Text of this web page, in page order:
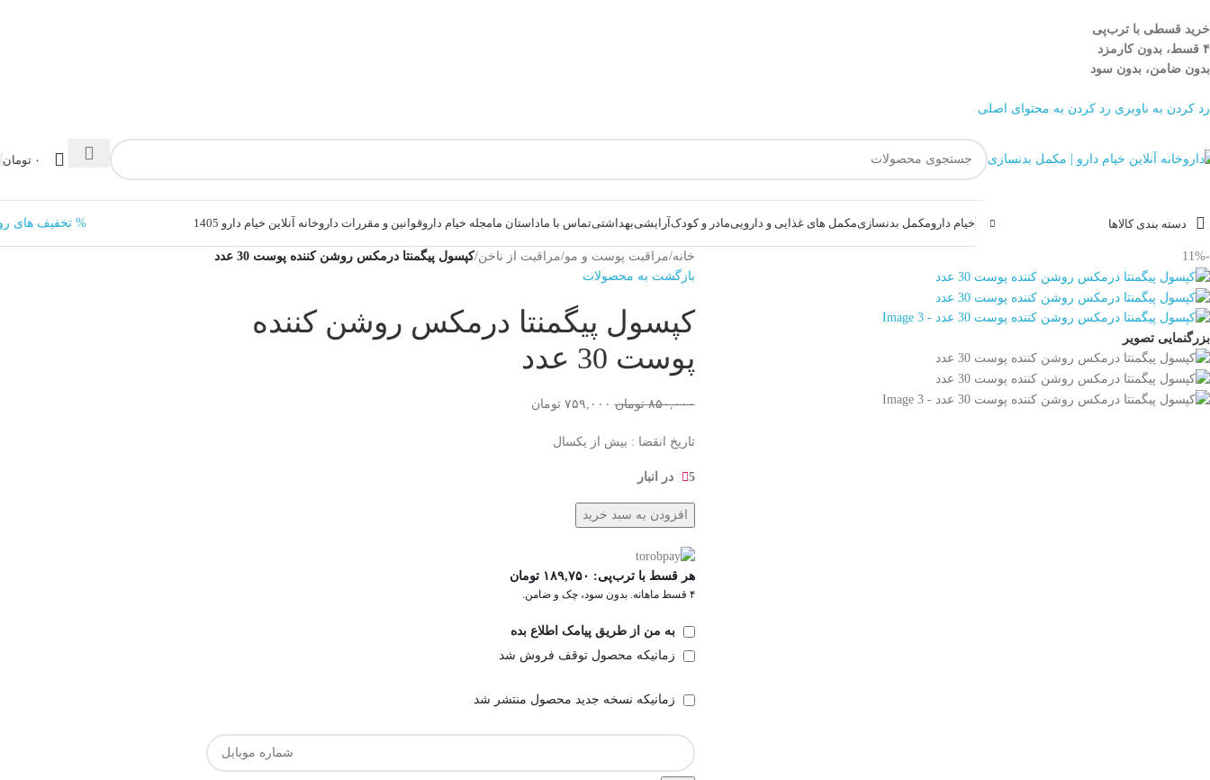
خرید قسطی با ترب‌پی
۴ قسط، بدون کارمزد
بدون ضامن، بدون سود
رد کردن به ناوبری رد کردن به محتوای اصلی
۰ تومان
دسته بندی کالاها خیام دارومکمل بدنسازیمکمل های غذایی و داروییمادر و کودک آرایشیبهداشتیتماس با ماداستان مامجله خیام داروقوانین و مقررات داروخانه آنلاین خیام دارو 1405 % تخفیف های
-11%
بزرگنمایی تصویر
خانه/مراقبت پوست و مو/مراقبت از ناخن/کپسول پیگمنتا درمکس روشن کننده پوست 30 عدد
بازگشت به محصولات
کپسول پیگمنتا درمکس روشن کننده
پوست 30 عدد
۸۵۰,۰۰۰ تومان ۷۵۹,۰۰۰ تومان
تاریخ انقضا : بیش از یکسال
5 در انبار
افزودن به سبد خرید
هر قسط با ترب‌پی: ۱۸۹,۷۵۰ تومان
۴ قسط ماهانه. بدون سود، چک و ضامن.
به من از طریق پیامک اطلاع بده
زمانیکه محصول توقف فروش شد
زمانیکه نسخه جدید محصول منتشر شد